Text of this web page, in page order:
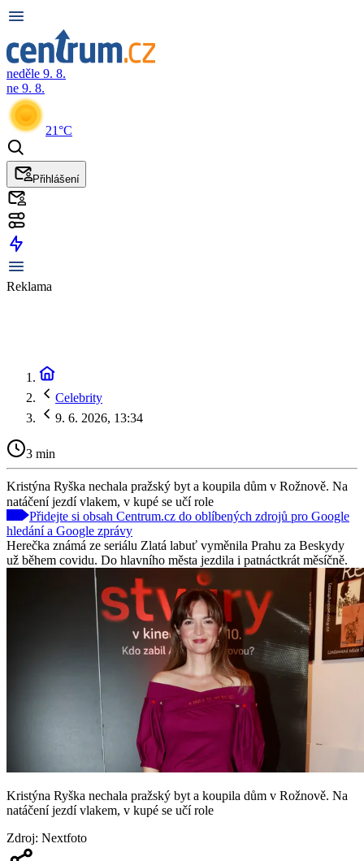
neděle 9. 8.
ne 9. 8.
21°C
Přihlášení
Reklama
Celebrity
9. 6. 2026, 13:34
3 min
Kristýna Ryška nechala pražský byt a koupila dům v Rožnově. Na
natáčení jezdí vlakem, v kupé se učí role
Přidejte si obsah Centrum.cz do oblíbených zdrojů pro Google
hledání a Google zprávy
Herečka známá ze seriálu Zlatá labuť vyměnila Prahu za Beskydy
už během covidu. Do hlavního města jezdila i patnáctkrát měsíčně.
Kristýna Ryška nechala pražský byt a koupila dům v Rožnově. Na
natáčení jezdí vlakem, v kupé se učí role
Zdroj: Nextfoto